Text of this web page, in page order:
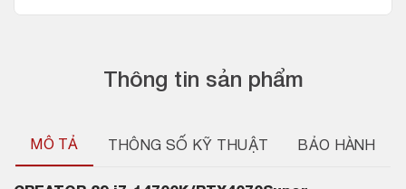
Thông tin sản phẩm
MÔ TẢ THÔNG SỐ KỸ THUẬT BẢO HÀNH